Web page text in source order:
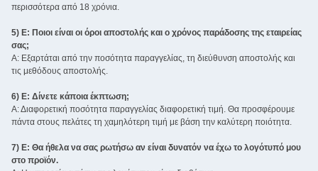
περισσότερα από 18 χρόνια.
5) Ε: Ποιοι είναι οι όροι αποστολής και ο χρόνος παράδοσης της εταιρείας
σας;
Α: Εξαρτάται από την ποσότητα παραγγελίας, τη διεύθυνση αποστολής και
τις μεθόδους αποστολής.
6) Ε: Δίνετε κάποια έκπτωση;
Α: Διαφορετική ποσότητα παραγγελίας διαφορετική τιμή. Θα προσφέρουμε
πάντα στους πελάτες τη χαμηλότερη τιμή με βάση την καλύτερη ποιότητα.
7) Ε: Θα ήθελα να σας ρωτήσω αν είναι δυνατόν να έχω το λογότυπό μου
στο προϊόν.